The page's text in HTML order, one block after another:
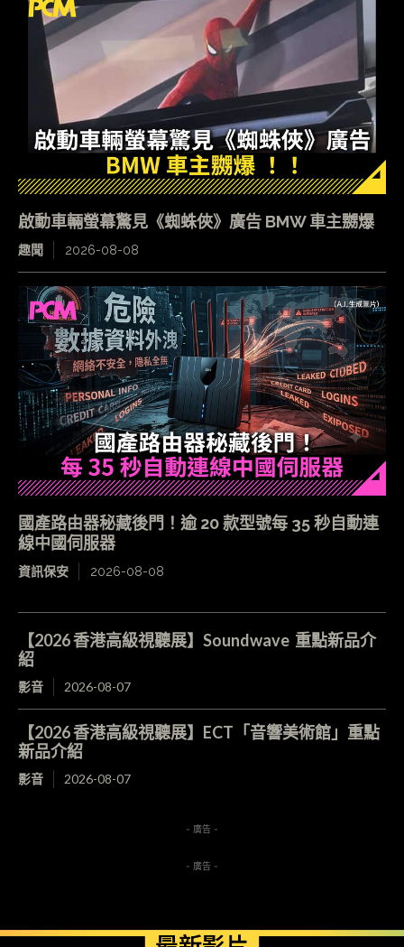
啟動車輛螢幕驚見《蜘蛛俠》廣告 BMW 車主嬲爆
趣聞 2026-08-08
國產路由器秘藏後門！逾 20 款型號每 35 秒自動連
線中國伺服器
資訊保安 2026-08-08
【2026 香港高級視聽展】Soundwave 重點新品介
紹
影音 2026-08-07
【2026 香港高級視聽展】ECT「音響美術館」重點
新品介紹
影音 2026-08-07
- 廣告 -
- 廣告 -